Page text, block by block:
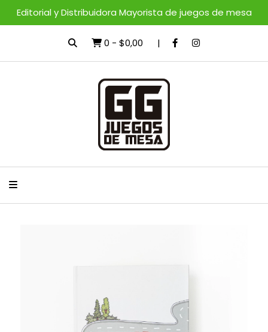
Editorial y Distribuidora Mayorista de juegos de mesa
0 - $0,00